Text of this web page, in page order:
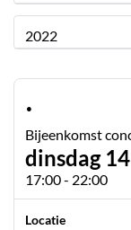
2022
·
Bijeenkomst
dinsdag
17:00 - 22:00
Locatie